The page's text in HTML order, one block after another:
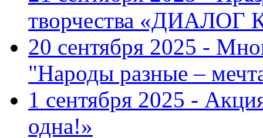
творчества «ДИАЛОГ
20 сентября 2025 -
"Народы разные –
1 сентября 2025 -
одна!»